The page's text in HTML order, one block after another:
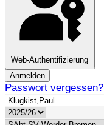
Web-Authentifizierung
Anmelden
Passwort vergessen?